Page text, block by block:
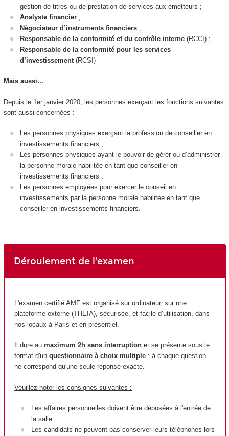
gestion de titres ou de prestation de services aux émetteurs ;
Analyste financier ;
Négociateur d’instruments financiers ;
Responsable de la conformité et du contrôle interne (RCCI) ;
Responsable de la conformité pour les services
d’investissement (RCSI)
Mais aussi...
Depuis le 1er janvier 2020, les personnes exerçant les fonctions suivantes
sont aussi concernées :
Les personnes physiques exerçant la profession de conseiller en
investissements financiers ;
Les personnes physiques ayant le pouvoir de gérer ou d’administrer
la personne morale habilitée en tant que conseiller en
investissements financiers ;
Les personnes employées pour exercer le conseil en
investissements par la personne morale habilitée en tant que
conseiller en investissements financiers.
Déroulement de l'examen
L'examen certifié AMF est organisé sur ordinateur, sur une
plateforme externe (THEIA), sécurisée, et facile d’utilisation, dans
nos locaux à Paris et en présentiel.
Il dure au maximum 2h sans interruption et se présente sous le
format d'un questionnaire à choix multiple : à chaque question
ne correspond qu'une seule réponse exacte.
Veuillez noter les consignes suivantes :
Les affaires personnelles doivent être déposées à l'entrée de
la salle
Les candidats ne peuvent pas conserver leurs téléphones lors